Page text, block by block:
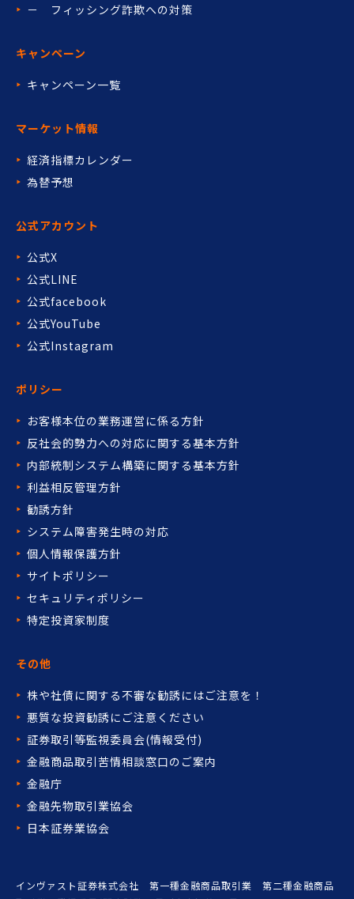
キャンペーン
キャンペーン一覧
マーケット情報
経済指標カレンダー
為替予想
公式アカウント
公式X
公式LINE
公式facebook
公式YouTube
公式Instagram
ポリシー
お客様本位の業務運営に係る方針
反社会的勢力への対応に関する基本方針
内部統制システム構築に関する基本方針
利益相反管理方針
勧誘方針
システム障害発生時の対応
個人情報保護方針
サイトポリシー
セキュリティポリシー
特定投資家制度
－ フィッシング詐欺への対策
その他
株や社債に関する不審な勧誘にはご注意を！
悪質な投資勧誘にご注意ください
証券取引等監視委員会(情報受付)
金融商品取引苦情相談窓口の ご案内
金融庁
金融先物取引業協会
日本証券業協会
インヴァスト証券株式会社 第一種金融商品取引業 第二種金融商品